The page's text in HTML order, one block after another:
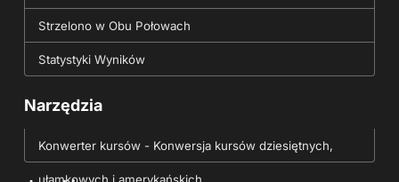
Strzelono w Obu Połowach
Statystyki Wyników
Narzędzia
Konwerter kursów - Konwersja kursów dziesiętnych,